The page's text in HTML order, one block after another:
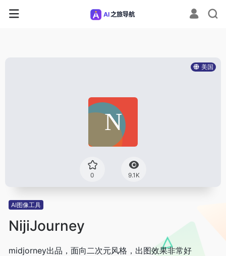
美国
0 9.1K
AI图像工具
NijiJourney
midjorney出品，面向二次元风格，出图效果非常好